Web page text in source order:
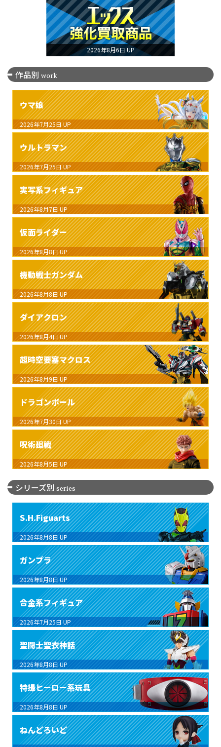
2026年8月6日 UP
作品別 work
ウマ娘
2026年7月25日 UP
ウルトラマン
2026年7月25日 UP
実写系フィギュア
2026年8月7日 UP
仮面ライダー
2026年8月8日 UP
機動戦士ガンダム
2026年8月8日 UP
ダイアクロン
2026年8月4日 UP
超時空要塞マクロス
2026年8月9日 UP
ドラゴンボール
2026年7月30日 UP
呪術廻戦
2026年8月5日 UP
シリーズ別 series
S.H.Figuarts
2026年8月8日 UP
ガンプラ
2026年8月8日 UP
合金系フィギュア
2026年7月25日 UP
聖闘士聖衣神話
2026年8月8日 UP
特撮ヒーロー系玩具
2026年8月8日 UP
ねんどろいど